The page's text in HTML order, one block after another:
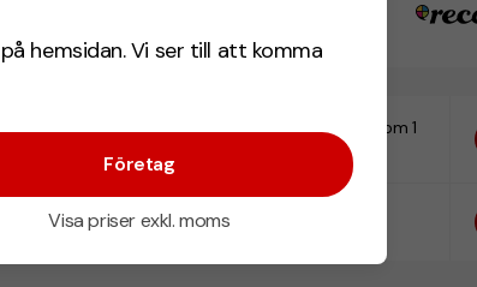
hemsidan. Vi ser till att komma
Företag
Visa priser exkl. moms
Designskiss inom 1